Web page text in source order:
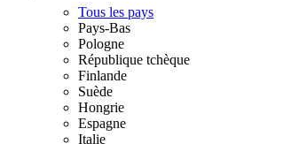
Tous les pays
Pays-Bas
Pologne
République tchèque
Finlande
Suède
Hongrie
Espagne
Italie